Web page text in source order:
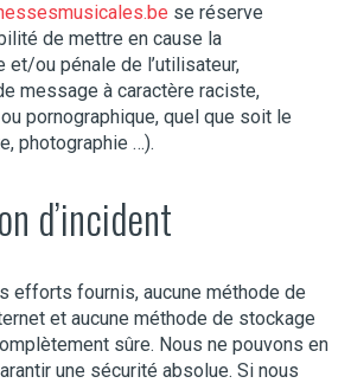
se réserve
de mettre en cause la
ou pénale de l’utilisateur,
message à caractère raciste,
pornographique, quel que soit le
photographie …).
d’incident
efforts fournis, aucune méthode de
et aucune méthode de stockage
sûre. Nous ne pouvons en
une sécurité absolue. Si nous